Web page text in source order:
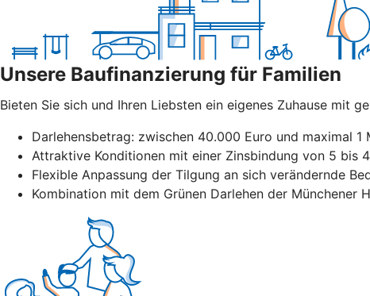
Unsere Baufinanzierung für Familien
Bieten Sie sich und Ihren Liebsten ein eigenes Zuhause mit
Darlehensbetrag: zwischen 40.000 Euro und maximal 1
Attraktive Konditionen mit einer Zinsbindung von 5 bis
Flexible Anpassung der Tilgung an sich verändernde
Kombination mit dem Grünen Darlehen der